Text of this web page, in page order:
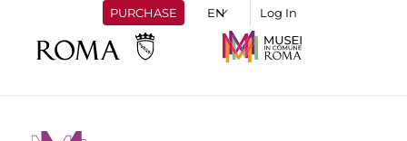
PURCHASE Log In